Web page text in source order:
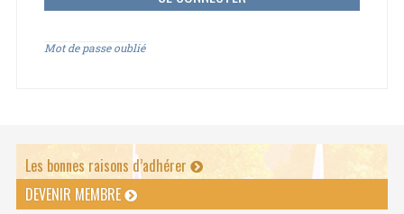
Mot de passe oublié
Les bonnes raisons d’adhérer
DEVENIR MEMBRE